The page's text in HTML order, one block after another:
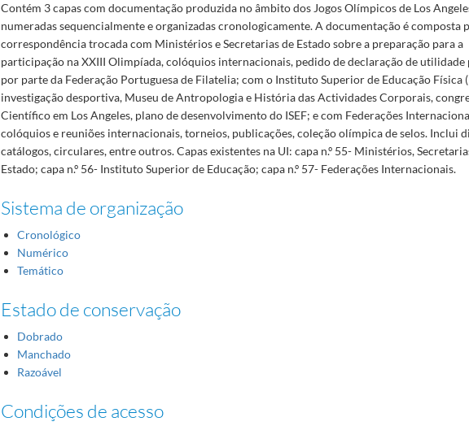
Contém 3 capas com documentação produzida no âmbito dos Jogos Olímpicos de Los
numeradas sequencialmente e organizadas cronologicamente. A documentação é composta
correspondência trocada com Ministérios e Secretarias de Estado sobre a preparação para a
participação na XXIII Olimpíada, colóquios internacionais, pedido de declaração de utilidade
por parte da Federação Portuguesa de Filatelia; com o Instituto Superior de Educação Física
investigação desportiva, Museu de Antropologia e História das Actividades Corporais,
Científico em Los Angeles, plano de desenvolvimento do ISEF; e com Federações
colóquios e reuniões internacionais, torneios, publicações, coleção olímpica de selos. Inclui
catálogos, circulares, entre outros. Capas existentes na UI: capa n.º 55- Ministérios,
Estado; capa n.º 56- Instituto Superior de Educação; capa n.º 57- Federações Internacionais.
Sistema de organização
Cronológico
Numérico
Temático
Estado de conservação
Dobrado
Manchado
Razoável
Condições de acesso